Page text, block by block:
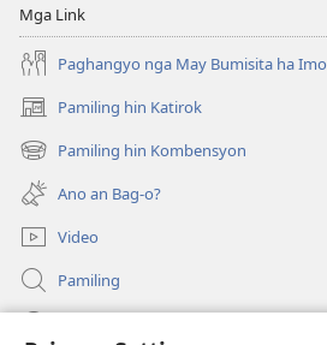
Mga Link
Paghangyo nga May Bumisita ha Imo
Pamiling hin Katirok
(opens
new
window)
Pamiling hin Kombensyon
(opens
new
window)
Ano an Bag-o?
Video
Pamiling